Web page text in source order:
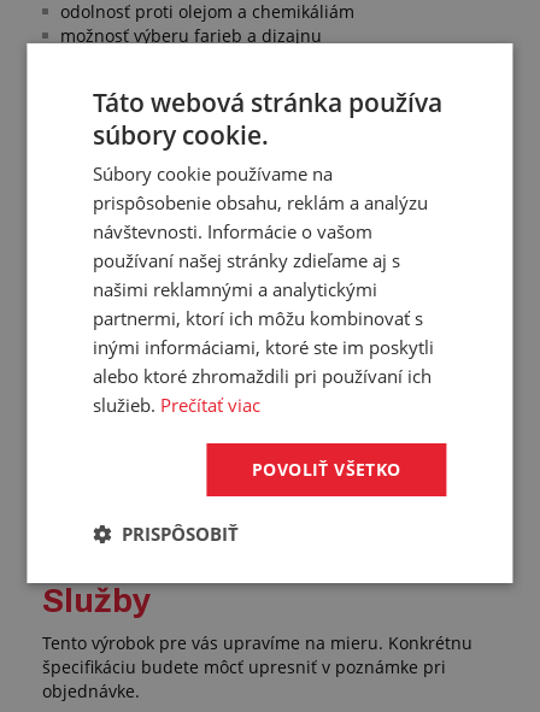
odolnosť proti olejom a chemikáliám
možnosť výberu farieb a dizajnu
Prehľad vlastností
Šírka:
145 mm
Dĺžka:
145 mm
Hrúbka:
7 mm
Prevedenie:
nábehový roh
Dezén:
koža
Materiál:
PVC
Farba:
šedá
Hmotnosť:
0,151 kg/ks
Služby
Tento výrobok pre vás upravíme na mieru. Konkrétnu
špecifikáciu budete môcť upresniť v poznámke pri
objednávke.
Táto webová stránka používa
súbory cookie.
Súbory cookie používame na
prispôsobenie obsahu, reklám a analýzu
návštevnosti. Informácie o vašom
používaní našej stránky zdieľame aj s
našimi reklamnými a analytickými
partnermi, ktorí ich môžu kombinovať s
inými informáciami, ktoré ste im poskytli
alebo ktoré zhromaždili pri používaní ich
služieb. Prečítať viac
POVOLIŤ VŠETKO
PRISPÔSOBIŤ